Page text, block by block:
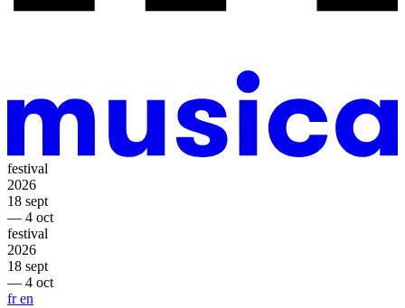
festival
2026
18 sept
— 4 oct
festival
2026
18 sept
— 4 oct
fren